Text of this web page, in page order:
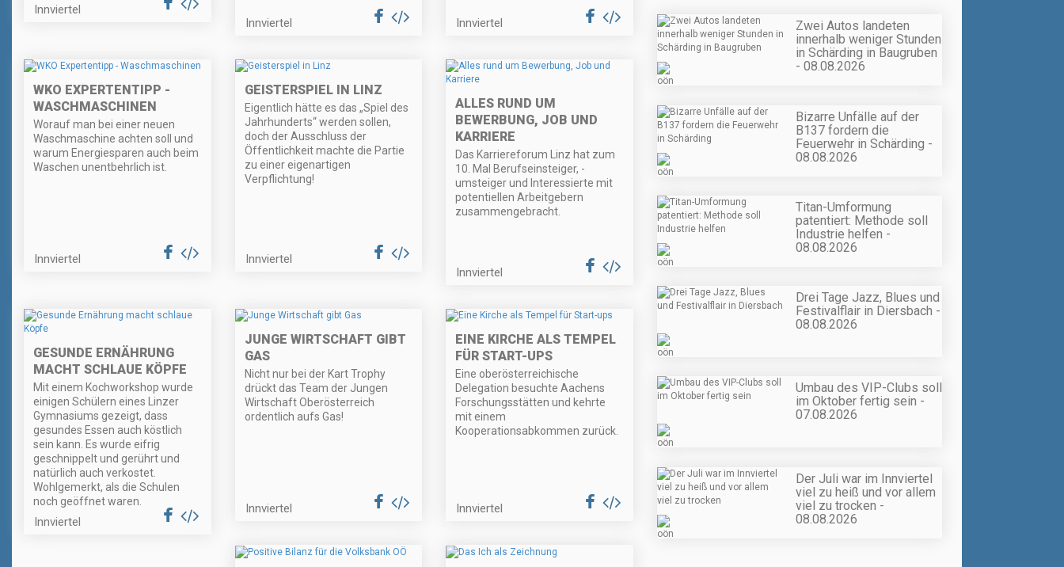
Innviertel
Innviertel Innviertel
WKO EXPERTENTIPP -
WASCHMASCHINEN
Worauf man bei einer neuen
Waschmaschine achten soll und
warum Energiesparen auch beim
Waschen unentbehrlich ist.
Innviertel
GEISTERSPIEL IN LINZ
Eigentlich hätte es das „Spiel des
Jahrhunderts“ werden sollen,
doch der Ausschluss der
Öffentlichkeit machte die Partie
zu einer eigenartigen
Verpflichtung!
Innviertel
ALLES RUND UM
BEWERBUNG, JOB UND
KARRIERE
Das Karriereforum Linz hat zum
10. Mal Berufseinsteiger, -
umsteiger und Interessierte mit
potentiellen Arbeitgebern
zusammengebracht.
Innviertel
GESUNDE ERNÄHRUNG
MACHT SCHLAUE KÖPFE
Mit einem Kochworkshop wurde
einigen Schülern eines Linzer
Gymnasiums gezeigt, dass
gesundes Essen auch köstlich
sein kann. Es wurde eifrig
geschnippelt und gerührt und
natürlich auch verkostet.
Wohlgemerkt, als die Schulen
noch geöffnet waren.
Innviertel
JUNGE WIRTSCHAFT GIBT
GAS
Nicht nur bei der Kart Trophy
drückt das Team der Jungen
Wirtschaft Oberösterreich
ordentlich aufs Gas!
Innviertel
EINE KIRCHE ALS TEMPEL
FÜR START-UPS
Eine oberösterreichische
Delegation besuchte Aachens
Forschungsstätten und kehrte
mit einem
Kooperationsabkommen zurück.
Innviertel
Zwei Autos landeten
innerhalb weniger Stunden
in Schärding in Baugruben
- 08.08.2026
Bizarre Unfälle auf der
B137 fordern die
Feuerwehr in Schärding -
08.08.2026
Titan-Umformung
patentiert: Methode soll
Industrie helfen -
08.08.2026
Drei Tage Jazz, Blues und
Festivalflair in Diersbach -
08.08.2026
Umbau des VIP-Clubs soll
im Oktober fertig sein -
07.08.2026
Der Juli war im Innviertel
viel zu heiß und vor allem
viel zu trocken -
08.08.2026